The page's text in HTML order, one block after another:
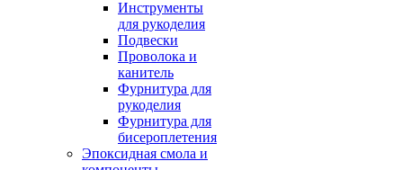
Инструменты
для рукоделия
Подвески
Проволока и
канитель
Фурнитура для
рукоделия
Фурнитура для
бисероплетения
Эпоксидная смола и